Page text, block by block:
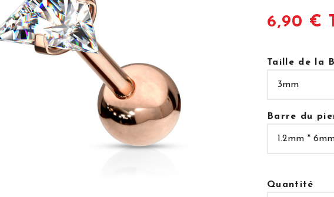
6,90 €
Taille de la
Barre du
Quantité